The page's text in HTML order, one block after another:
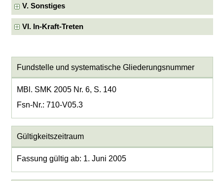
V. Sonstiges
VI. In-Kraft-Treten
Fundstelle und systematische Gliederungsnummer
MBl. SMK 2005 Nr. 6, S. 140
Fsn-Nr.: 710-V05.3
Gültigkeitszeitraum
Fassung gültig ab: 1. Juni 2005